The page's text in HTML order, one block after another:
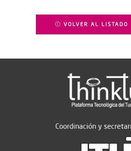
VOLVER AL LISTADO
Coordinación y